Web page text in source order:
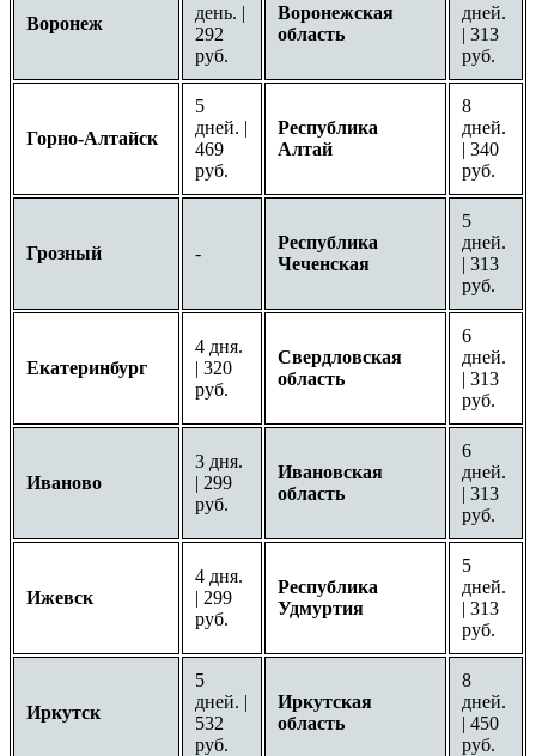
Воронеж
день. |
292
руб.
Воронежская
область
дней.
| 313
руб.
Горно-Алтайск
5
дней. |
469
руб.
Республика
Алтай
8
дней.
| 340
руб.
Грозный -
Республика
Чеченская
5
дней.
| 313
руб.
Екатеринбург
4 дня.
| 320
руб.
Свердловская
область
6
дней.
| 313
руб.
Иваново
3 дня.
| 299
руб.
Ивановская
область
6
дней.
| 313
руб.
Ижевск
4 дня.
| 299
руб.
Республика
Удмуртия
5
дней.
| 313
руб.
Иркутск
5
дней. |
532
руб.
Иркутская
область
8
дней.
| 450
руб.